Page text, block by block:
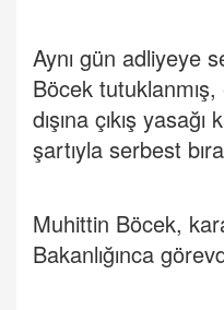
Aynı gün adliyeye
Böcek
dışına çıkış
şartıyla serbest
Muhittin Böcek,
Bakanlığınca